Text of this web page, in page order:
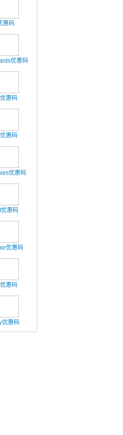
惠码
优惠码
惠码
惠码
优惠码
惠码
优惠码
惠码
优惠码